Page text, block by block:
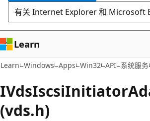
有关 Internet Explorer 和 Microsoft
Learn
Learn Windows Apps Win32 API 系统服务
(vds.h)